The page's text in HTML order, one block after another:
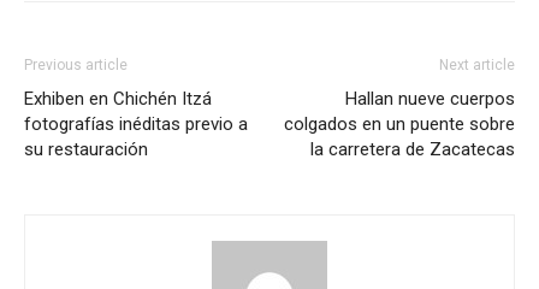
Previous article
Exhiben en Chichén Itzá
fotografías inéditas previo a
su restauración
Next article
Hallan nueve cuerpos
colgados en un puente sobre
la carretera de Zacatecas